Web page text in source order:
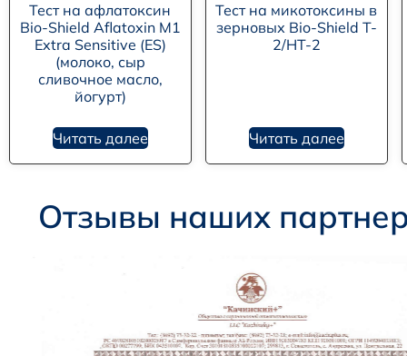
Тест на афлатоксин
Bio-Shield Aflatoxin M1
Extra Sensitive (ES)
(молоко, сыр
сливочное масло,
йогурт)
Читать далее
Тест на микотоксины в
зерновых Bio-Shield T-
2/HT-2
Читать далее
Отзывы наших